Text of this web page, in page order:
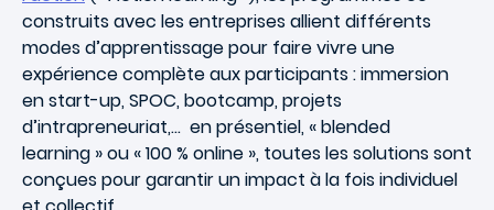
construits avec les entreprises allient différents
modes d’apprentissage pour faire vivre une
expérience complète aux participants : immersion
en start-up, SPOC, bootcamp, projets
d’intrapreneuriat,… en présentiel, « blended
learning » ou « 100 % online », toutes les solutions sont
conçues pour garantir un impact à la fois individuel